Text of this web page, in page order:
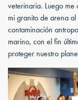
veterinaria. Luego
mi granito de arena
contaminación
marino, con el fin
proteger nuestro